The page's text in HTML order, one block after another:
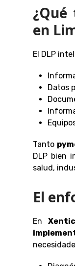
en
El DLP
Datos
Tanto
DLP bien
salud,
El
En